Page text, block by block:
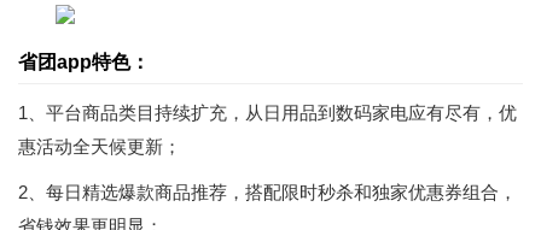
省团app特色：
1、平台商品类目持续扩充，从日用品到数码家电应有尽有，优
惠活动全天候更新；
2、每日精选爆款商品推荐，搭配限时秒杀和独家优惠券组合，
省钱效果更明显；